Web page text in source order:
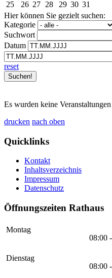
25
26 27 28 29 30 31
Hier können Sie gezielt suchen:
Kategorie
Suchwort
Datum
reset
Es wurden keine
drucken nach oben
Quicklinks
Kontakt
Inhaltsverzeichnis
Impressum
Datenschutz
Öffnungszeiten Rathaus
Montag
08:00
Dienstag
08:00